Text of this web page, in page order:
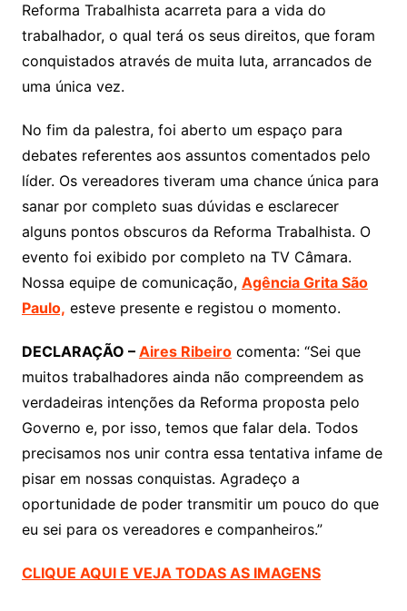
Reforma Trabalhista acarreta para a vida do
trabalhador, o qual terá os seus direitos, que foram
conquistados através de muita luta, arrancados de
uma única vez.
No fim da palestra, foi aberto um espaço para
debates referentes aos assuntos comentados pelo
líder. Os vereadores tiveram uma chance única para
sanar por completo suas dúvidas e esclarecer
alguns pontos obscuros da Reforma Trabalhista. O
evento foi exibido por completo na TV Câmara.
Nossa equipe de comunicação, Agência Grita São
Paulo, esteve presente e registou o momento.
DECLARAÇÃO – Aires Ribeirocomenta: “Sei que
muitos trabalhadores ainda não compreendem as
verdadeiras intenções da Reforma proposta pelo
Governo e, por isso, temos que falar dela. Todos
precisamos nos unir contra essa tentativa infame de
pisar em nossas conquistas. Agradeço a
oportunidade de poder transmitir um pouco do que
eu sei para os vereadores e companheiros.”
CLIQUE AQUI E VEJA TODAS AS IMAGENS